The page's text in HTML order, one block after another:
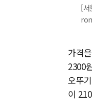
[서
가격
2300
오뚜
이